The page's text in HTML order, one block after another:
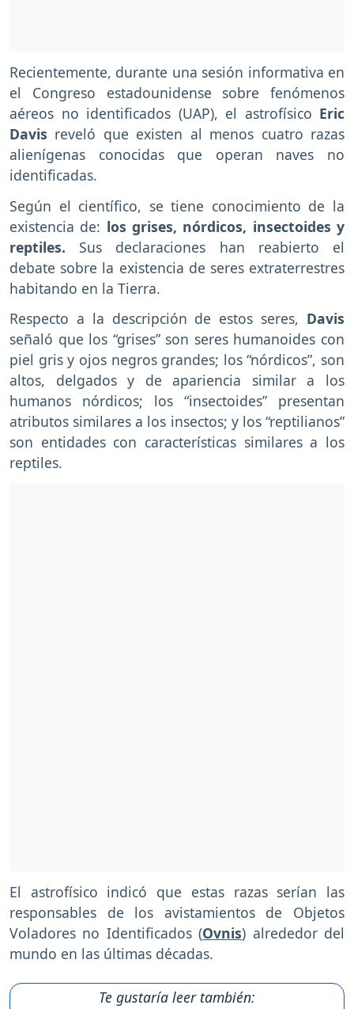
Recientemente, durante una sesión informativa en
el Congreso estadounidense sobre fenómenos
aéreos no identificados (UAP), el astrofísico Eric
Davis reveló que existen al menos cuatro razas
alienígenas conocidas que operan naves no
identificadas.
Según el científico, se tiene conocimiento de la
existencia de: los grises, nórdicos, insectoides y
reptiles. Sus declaraciones han reabierto el
debate sobre la existencia de seres extraterrestres
habitando en la Tierra.
Respecto a la descripción de estos seres, Davis
señaló que los “grises” son seres humanoides con
piel gris y ojos negros grandes; los “nórdicos”, son
altos, delgados y de apariencia similar a los
humanos nórdicos; los “insectoides” presentan
atributos similares a los insectos; y los “reptilianos”
son entidades con características similares a los
reptiles.
El astrofísico indicó que estas razas serían las
responsables de los avistamientos de Objetos
Voladores no Identificados (Ovnis) alrededor del
mundo en las últimas décadas.
Te gustaría leer también: